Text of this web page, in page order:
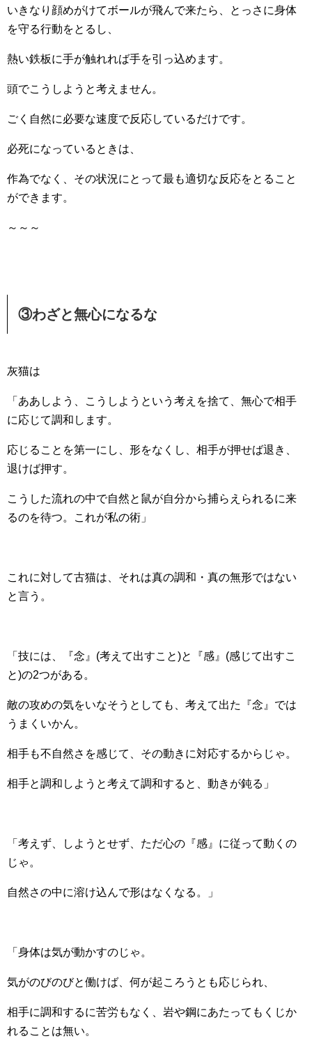
いきなり顔めがけてボールが飛んで来たら、とっさに身体
を守る行動をとるし、
熱い鉄板に手が触れれば手を引っ込めます。
頭でこうしようと考えません。
ごく自然に必要な速度で反応しているだけです。
必死になっているときは、
作為でなく、その状況にとって最も適切な反応をとること
ができます。
～～～
③わざと無心になるな
灰猫は
「ああしよう、こうしようという考えを捨て、無心で相手
に応じて調和します。
応じることを第一にし、形をなくし、相手が押せば退き、
退けば押す。
こうした流れの中で自然と鼠が自分から捕らえられるに来
るのを待つ。これが私の術」
これに対して古猫は、それは真の調和・真の無形ではない
と言う。
「技には、『念』(考えて出すこと)と『感』(感じて出すこ
と)の2つがある。
敵の攻めの気をいなそうとしても、考えて出た『念』では
うまくいかん。
相手も不自然さを感じて、その動きに対応するからじゃ。
相手と調和しようと考えて調和すると、動きが鈍る」
「考えず、しようとせず、ただ心の『感』に従って動くの
じゃ。
自然さの中に溶け込んで形はなくなる。」
「身体は気が動かすのじゃ。
気がのびのびと働けば、何が起ころうとも応じられ、
相手に調和するに苦労もなく、岩や鋼にあたってもくじか
れることは無い。